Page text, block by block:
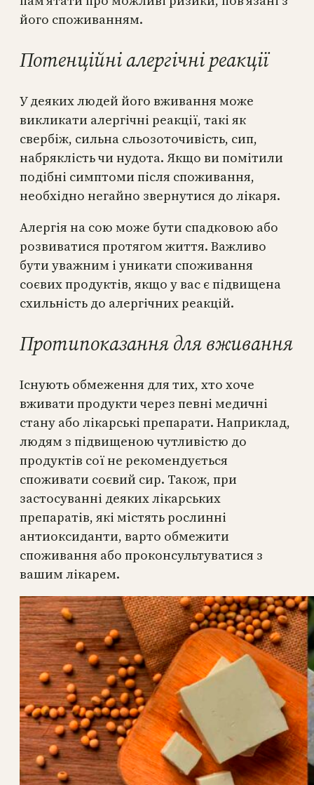
його споживанням.
Потенційні алергічні реакції
У деяких людей його вживання може
викликати алергічні реакції, такі як
свербіж, сильна сльозоточивість, сип,
набряклість чи нудота. Якщо ви помітили
подібні симптоми після споживання,
необхідно негайно звернутися до лікаря.
Алергія на сою може бути спадковою або
розвиватися протягом життя. Важливо
бути уважним і уникати споживання
соєвих продуктів, якщо у вас є підвищена
схильність до алергічних реакцій.
Протипоказання для вживання
Існують обмеження для тих, хто хоче
вживати продукти через певні медичні
стану або лікарські препарати. Наприклад,
людям з підвищеною чутливістю до
продуктів сої не рекомендується
споживати соєвий сир. Також, при
застосуванні деяких лікарських
препаратів, які містять рослинні
антиоксиданти, варто обмежити
споживання або проконсультуватися з
вашим лікарем.